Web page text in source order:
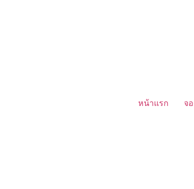
หน้าแรก จ